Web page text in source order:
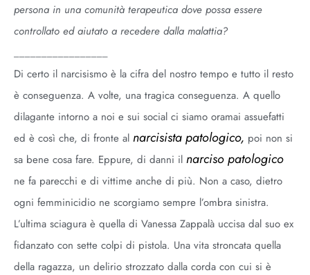
persona in una comunità terapeutica dove possa essere
controllato ed aiutato a recedere dalla malattia?
Di certo il narcisismo è la cifra del nostro tempo e tutto il resto
è conseguenza. A volte, una tragica conseguenza. A quello
dilagante intorno a noi e sui social ci siamo oramai assuefatti
ed è così che, di fronte al narcisista patologico, poi non si
sa bene cosa fare. Eppure, di danni il narciso patologico
ne fa parecchi e di vittime anche di più. Non a caso, dietro
ogni femminicidio ne scorgiamo sempre l’ombra sinistra.
L’ultima sciagura è quella di Vanessa Zappalà uccisa dal suo ex
fidanzato con sette colpi di pistola. Una vita stroncata quella
della ragazza, un delirio strozzato dalla corda con cui si è